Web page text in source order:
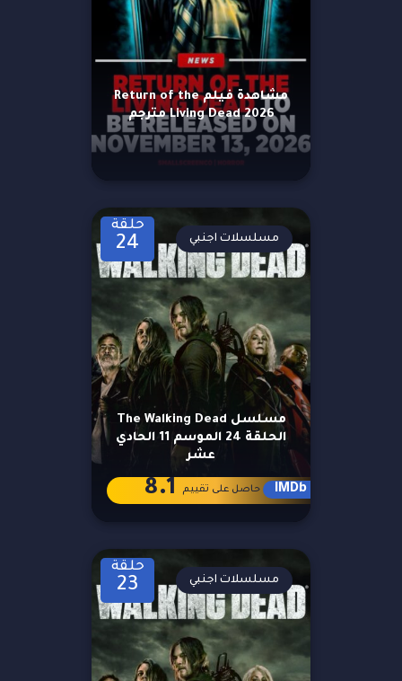
مشاهدة فيلم Return of the
Living Dead 2026 مترجم
حلقة
24
مسلسل The Walking Dead
الحلقة 24 الموسم 11 الحادي
عشر
مسلسلات اجنبي
IMDb حاصل على تقييم 8.1
حلقة
23 مسلسلات اجنبي